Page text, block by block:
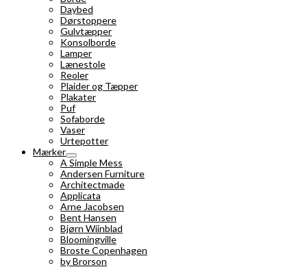
Daybed
Dørstoppere
Gulvtæpper
Konsolborde
Lamper
Lænestole
Reoler
Plaider og Tæpper
Plakater
Puf
Sofaborde
Vaser
Urtepotter
Mærker
A Simple Mess
Andersen Furniture
Architectmade
Applicata
Arne Jacobsen
Bent Hansen
Bjørn Wiinblad
Bloomingville
Broste Copenhagen
by Brorson